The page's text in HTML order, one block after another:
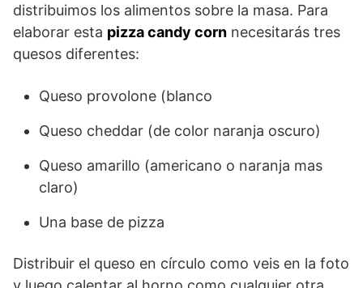
distribuimos los alimentos sobre la masa. Para
elaborar esta pizza candy corn necesitarás tres
quesos diferentes:
Queso provolone (blanco
Queso cheddar (de color naranja oscuro)
Queso amarillo (americano o naranja mas
claro)
Una base de pizza
Distribuir el queso en círculo como veis en la foto